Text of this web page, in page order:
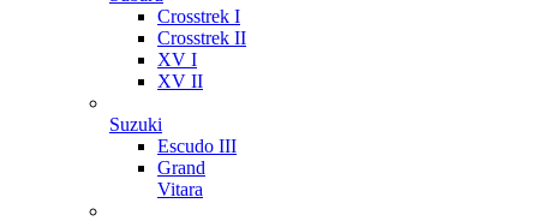
Crosstrek I
Crosstrek II
XV I
XV II
Suzuki
Escudo III
Grand
Vitara